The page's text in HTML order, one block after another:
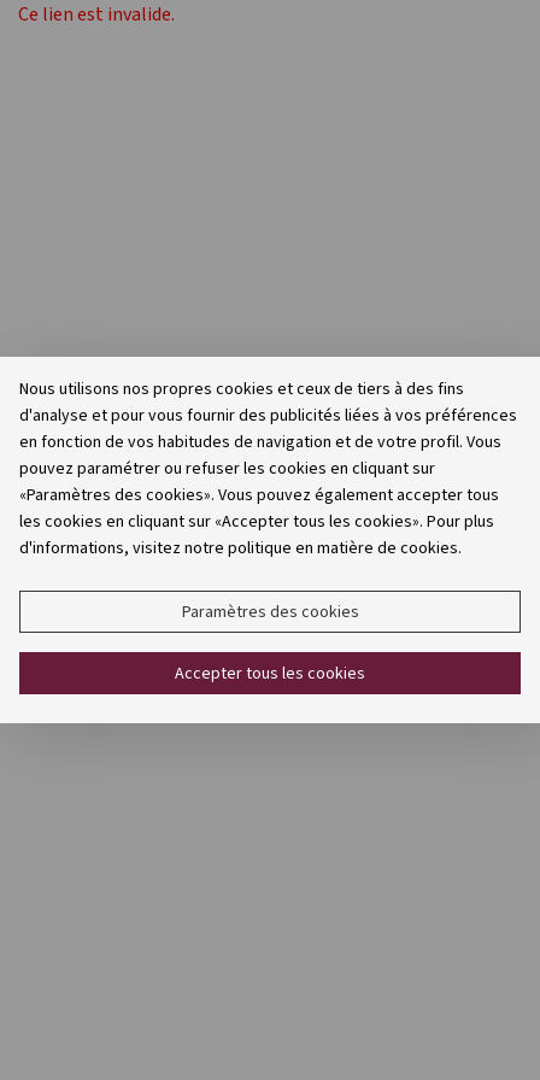
Ce lien est invalide.
Nous utilisons nos propres cookies et ceux de tiers à des fins
d'analyse et pour vous fournir des publicités liées à vos préférences
en fonction de vos habitudes de navigation et de votre profil. Vous
pouvez paramétrer ou refuser les cookies en cliquant sur
«Paramètres des cookies». Vous pouvez également accepter tous
les cookies en cliquant sur «Accepter tous les cookies». Pour plus
d'informations, visitez notre politique en matière de cookies.
Paramètres des cookies
Accepter tous les cookies